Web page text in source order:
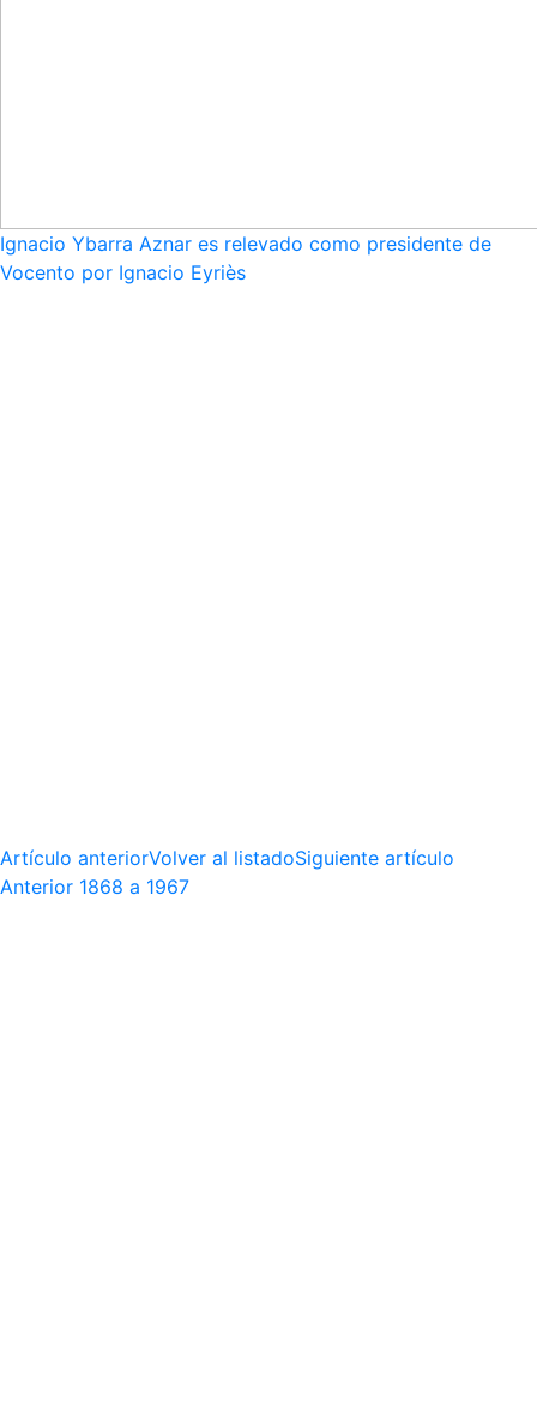
Ignacio Ybarra Aznar es relevado como presidente de
Vocento por Ignacio Eyriès
Artículo anteriorVolver al listadoSiguiente artículo
Anterior 1868 a 1967